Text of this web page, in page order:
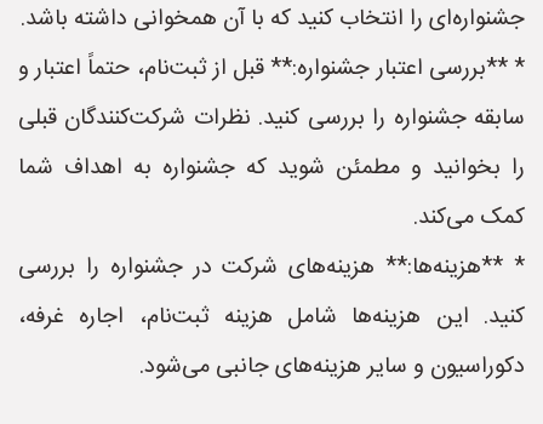
جشنواره‌ای را انتخاب کنید که با آن همخوانی داشته باشد.
* **بررسی اعتبار جشنواره:** قبل از ثبت‌نام، حتماً اعتبار و
سابقه جشنواره را بررسی کنید. نظرات شرکت‌کنندگان قبلی
را بخوانید و مطمئن شوید که جشنواره به اهداف شما
کمک می‌کند.
* **هزینه‌ها:** هزینه‌های شرکت در جشنواره را بررسی
کنید. این هزینه‌ها شامل هزینه ثبت‌نام، اجاره غرفه،
دکوراسیون و سایر هزینه‌های جانبی می‌شود.